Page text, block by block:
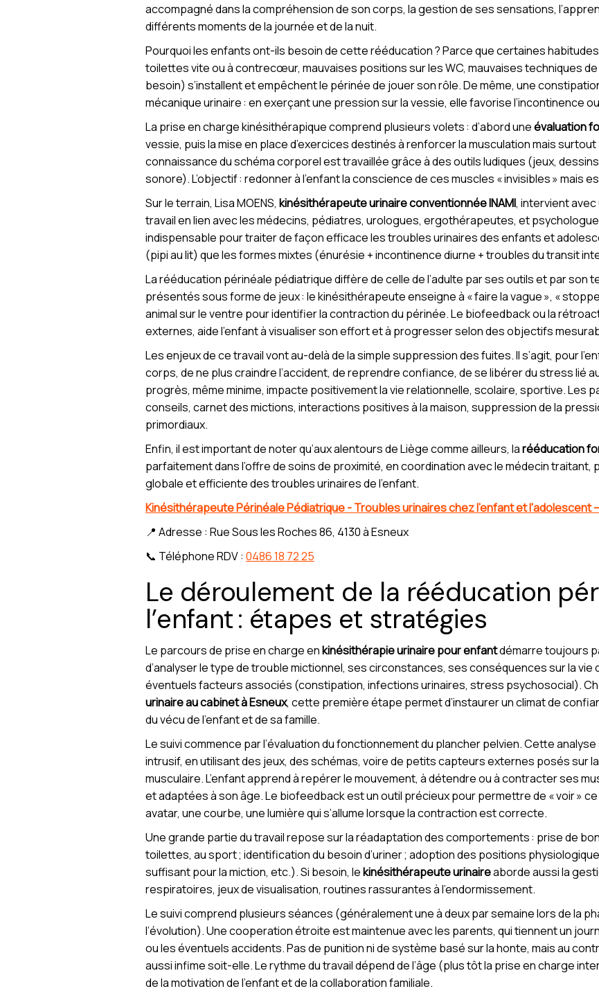
accompagné dans la compréhension de son corps, la gestion de ses sensations,
différents moments de la journée et de la nuit.
Pourquoi les enfants ont-ils besoin de cette rééducation ? Parce que certaines
toilettes vite ou à contrecœur, mauvaises positions sur les WC, mauvaises techniques
besoin) s’installent et empêchent le périnée de jouer son rôle. De même, une
mécanique urinaire : en exerçant une pression sur la vessie, elle favorise l’incontinence
La prise en charge kinésithérapique comprend plusieurs volets : d’abord uneévaluation
vessie, puis la mise en place d’exercices destinés à renforcer la musculation mais
connaissance du schéma corporel est travaillée grâce à des outils ludiques (jeux,
sonore). L’objectif : redonner à l’enfant la conscience de ces muscles « invisibles » mais
Sur le terrain, Lisa MOENS, kinésithérapeute urinaire conventionnée INAMI, intervient
travail en lien avec les médecins, pédiatres, urologues, ergothérapeutes, et
indispensable pour traiter de façon efficace les troubles urinaires des enfants et
(pipi au lit) que les formes mixtes (énurésie + incontinence diurne + troubles du transit
La rééducation périnéale pédiatrique diffère de celle de l’adulte par ses outils et par son
présentés sous forme de jeux : le kinésithérapeute enseigne à « faire la vague », «
animal sur le ventre pour identifier la contraction du périnée. Le biofeedback ou la
externes, aide l’enfant à visualiser son effort et à progresser selon des objectifs
Les enjeux de ce travail vont au-delà de la simple suppression des fuites. Il s’agit, pour
corps, de ne plus craindre l’accident, de reprendre confiance, de se libérer du stress lié
progrès, même minime, impacte positivement la vie relationnelle, scolaire, sportive. Les
conseils, carnet des mictions, interactions positives à la maison, suppression de la
primordiaux.
Enfin, il est important de noter qu’aux alentours de Liège comme ailleurs, larééducation
parfaitement dans l’offre de soins de proximité, en coordination avec le médecin
globale et efficiente des troubles urinaires de l’enfant.
Kinésithérapeute Périnéale Pédiatrique - Troubles urinaires chez l'enfant et l'adolescent –
📍 Adresse : Rue Sous les Roches 86, 4130 à Esneux
📞 Téléphone RDV : 0486 18 72 25
Le déroulement de la rééducation
l’enfant : étapes et stratégies
Le parcours de prise en charge enkinésithérapie urinaire pour enfantdémarre toujours
d’analyser le type de trouble mictionnel, ses circonstances, ses conséquences sur la vie
éventuels facteurs associés (constipation, infections urinaires, stress psychosocial).
urinaire au cabinet à Esneux, cette première étape permet d’instaurer un climat de
du vécu de l’enfant et de sa famille.
Le suivi commence par l’évaluation du fonctionnement du plancher pelvien. Cette
intrusif, en utilisant des jeux, des schémas, voire de petits capteurs externes posés sur
musculaire. L’enfant apprend à repérer le mouvement, à détendre ou à contracter ses
et adaptées à son âge. Le biofeedback est un outil précieux pour permettre de « voir »
avatar, une courbe, une lumière qui s’allume lorsque la contraction est correcte.
Une grande partie du travail repose sur la réadaptation des comportements : prise de
toilettes, au sport ; identification du besoin d’uriner ; adoption des positions
suffisant pour la miction, etc.). Si besoin, lekinésithérapeute urinaireaborde aussi la
respiratoires, jeux de visualisation, routines rassurantes à l’endormissement.
Le suivi comprend plusieurs séances (généralement une à deux par semaine lors de la
l’évolution). Une cooperation étroite est maintenue avec les parents, qui tiennent un
ou les éventuels accidents. Pas de punition ni de système basé sur la honte, mais au
aussi infime soit-elle. Le rythme du travail dépend de l’âge (plus tôt la prise en charge
de la motivation de l’enfant et de la collaboration familiale.